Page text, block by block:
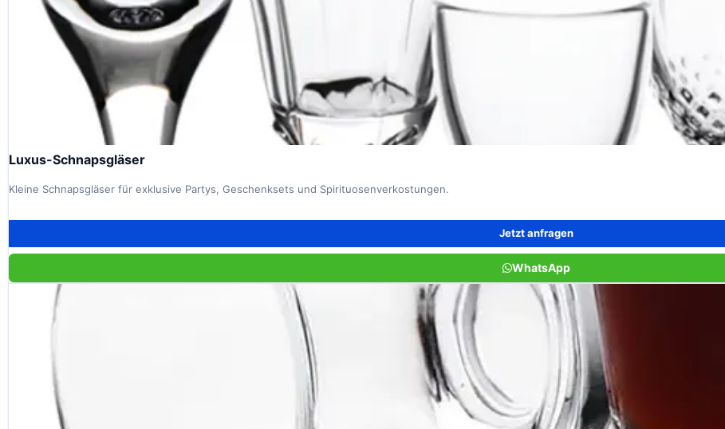
Luxus-Schnapsgläser
Kleine Schnapsgläser für exklusive Partys, Geschenksets und Spirituosenverkostungen.
Jetzt anfragen
WhatsApp